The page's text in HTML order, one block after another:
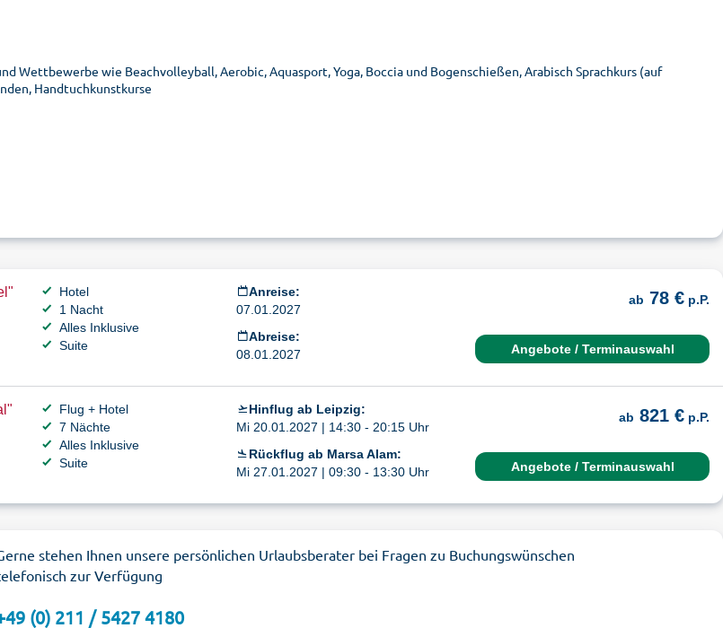
Wettbewerbe wie Beachvolleyball, Aerobic, Aquasport, Yoga, Boccia und Bogenschießen, Arabisch Sprachkurs (auf
Handtuchkunstkurse
Hotel
1 Nacht
Alles Inklusive
Suite
Anreise:
07.01.2027
Abreise:
08.01.2027
ab 78 € p.P.
Angebote / Terminauswahl
Flug + Hotel
7 Nächte
Alles Inklusive
Suite
Hinflug ab Leipzig:
Mi 20.01.2027 | 14:30 - 20:15 Uhr
Rückflug ab Marsa Alam:
Mi 27.01.2027 | 09:30 - 13:30 Uhr
ab 821 € p.P.
Angebote / Terminauswahl
stehen Ihnen unsere persönlichen Urlaubsberater bei Fragen zu Buchungswünschen
zur Verfügung
(0) 211 / 5427 4180